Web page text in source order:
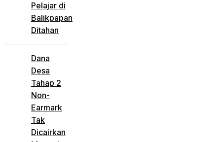
Pelajar di
Balikpapan
Ditahan
Dana
Desa
Tahap 2
Non-
Earmark
Tak
Dicairkan